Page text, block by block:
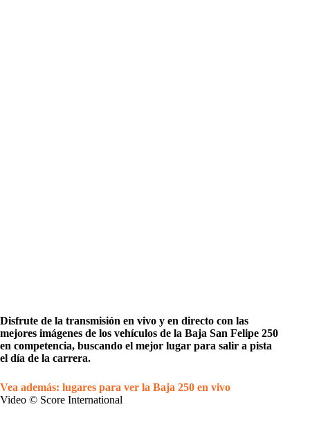
Disfrute de la transmisión en vivo y en directo con las
mejores imágenes de los vehículos de la Baja San Felipe 250
en competencia, buscando el mejor lugar para salir a pista
el día de la carrera.
Vea además: lugares para ver la Baja 250 en vivo
Video © Score International